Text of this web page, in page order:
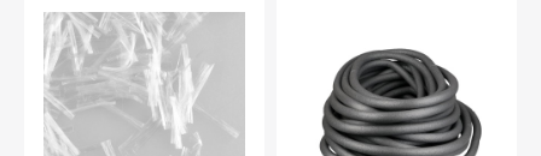
Битумно-циментови
покрития и цветни
защитни слоеве